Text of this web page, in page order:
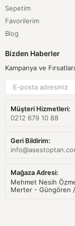
Sepetim
Favorilerim
Blog
Bizden Haberler
Kampanya ve
Müşteri Hizmetleri:
0212 679 10 88
Geri Bildirim:
Mağaza Adresi:
Mehmet Nesih
Merter - Güngören